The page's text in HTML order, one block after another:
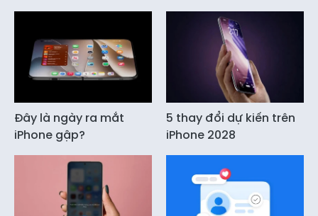
Đây là ngày ra mắt
iPhone gập?
5 thay đổi dự kiến trên
iPhone 2028